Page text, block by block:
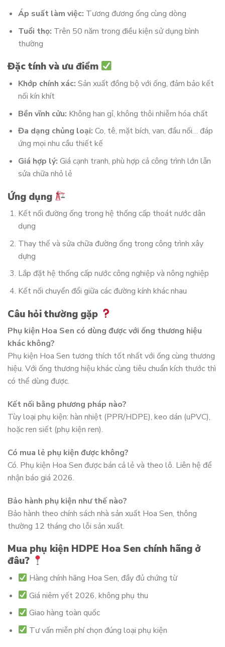
Áp suất làm việc: Tương đương ống cùng dòng
Tuổi thọ: Trên 50 năm trong điều kiện sử dụng bình
thường
Đặc tính và ưu điểm
Khớp chính xác: Sản xuất đồng bộ với ống, đảm bảo kết
nối kín khít
Bền vĩnh cửu: Không han gỉ, không thôi nhiễm hóa chất
Đa dạng chủng loại: Co, tê, mặt bích, van, đầu nối… đáp
ứng mọi nhu cầu thiết kế
Giá hợp lý: Giá cạnh tranh, phù hợp cả công trình lớn lẫn
sửa chữa nhỏ lẻ
Ứng dụng
Kết nối đường ống trong hệ thống cấp thoát nước dân
dụng
Thay thế và sửa chữa đường ống trong công trình xây
dựng
Lắp đặt hệ thống cấp nước công nghiệp và nông nghiệp
Kết nối chuyển đổi giữa các đường kính khác nhau
Câu hỏi thường gặp
Phụ kiện Hoa Sen có dùng được với ống thương hiệu
khác không?
Phụ kiện Hoa Sen tương thích tốt nhất với ống cùng thương
hiệu. Với ống thương hiệu khác cùng tiêu chuẩn kích thước thì
có thể dùng được.
Kết nối bằng phương pháp nào?
Tùy loại phụ kiện: hàn nhiệt (PPR/HDPE), keo dán (uPVC),
hoặc ren siết (phụ kiện ren).
Có mua lẻ phụ kiện được không?
Có. Phụ kiện Hoa Sen được bán cả lẻ và theo lô. Liên hệ để
nhận báo giá 2026.
Bảo hành phụ kiện như thế nào?
Bảo hành theo chính sách nhà sản xuất Hoa Sen, thông
thường 12 tháng cho lỗi sản xuất.
Mua phụ kiện HDPE Hoa Sen chính hãng ở
đâu?
Hàng chính hãng Hoa Sen, đầy đủ chứng từ
Giá niêm yết 2026, không phụ thu
Giao hàng toàn quốc
Tư vấn miễn phí chọn đúng loại phụ kiện